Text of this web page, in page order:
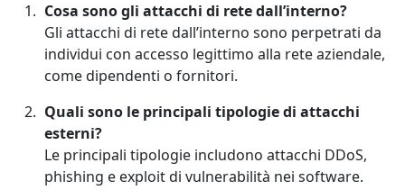
Cosa sono gli attacchi di rete dall’interno?
Gli attacchi di rete dall’interno sono perpetrati da
individui con accesso legittimo alla rete aziendale,
come dipendenti o fornitori.
Quali sono le principali tipologie di attacchi
esterni?
Le principali tipologie includono attacchi DDoS,
phishing e exploit di vulnerabilità nei software.